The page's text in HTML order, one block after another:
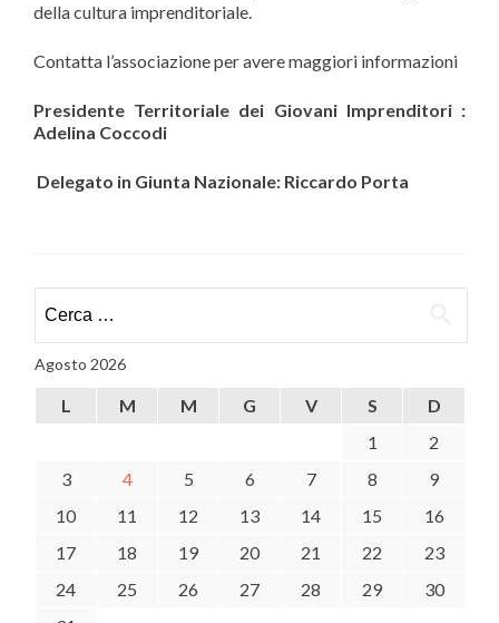
della cultura imprenditoriale.
Contatta l’associazione per avere maggiori informazioni
Presidente Territoriale dei Giovani Imprenditori :
Adelina Coccodi
Delegato in Giunta Nazionale: Riccardo Porta
per:
Agosto 2026
L M M G V S
D
1
2
3
4 5 6 7 8
9
10
11 12 13 14 15
16
17
18 19 20 21 22
23
24
25 26 27 28 29
30